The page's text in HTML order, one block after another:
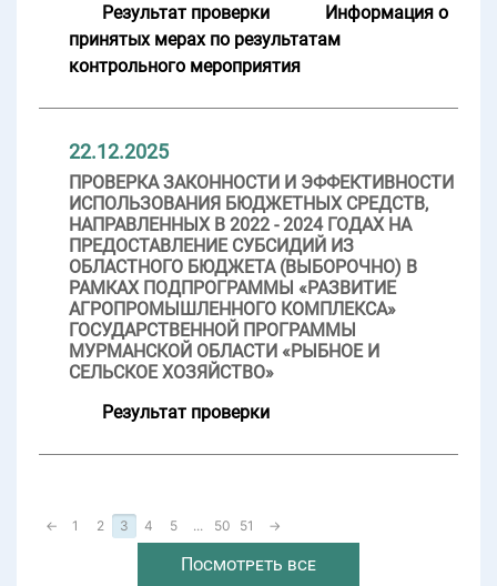
Результат проверки
Информация о
принятых мерах по результатам
контрольного мероприятия
22.12.2025
ПРОВЕРКА ЗАКОННОСТИ И ЭФФЕКТИВНОСТИ
ИСПОЛЬЗОВАНИЯ БЮДЖЕТНЫХ СРЕДСТВ,
НАПРАВЛЕННЫХ В 2022 - 2024 ГОДАХ НА
ПРЕДОСТАВЛЕНИЕ СУБСИДИЙ ИЗ
ОБЛАСТНОГО БЮДЖЕТА (ВЫБОРОЧНО) В
РАМКАХ ПОДПРОГРАММЫ «РАЗВИТИЕ
АГРОПРОМЫШЛЕННОГО КОМПЛЕКСА»
ГОСУДАРСТВЕННОЙ ПРОГРАММЫ
МУРМАНСКОЙ ОБЛАСТИ «РЫБНОЕ И
СЕЛЬСКОЕ ХОЗЯЙСТВО»
Результат проверки
← 1 2 3 4 5 ... 50 51 →
Посмотреть все